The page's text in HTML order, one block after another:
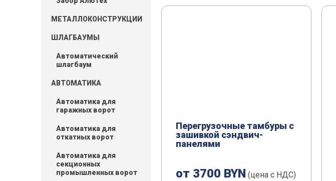
МЕТАЛЛОКОНСТРУКЦИИ
ШЛАГБАУМЫ
Автоматический
шлагбаум
АВТОМАТИКА
Автоматика для
гаражных ворот
Автоматика для
откатных ворот
Автоматика для
секционных
промышленных ворот
Перегрузочные тамбуры с
зашивкой сэндвич-
панелями
от 3700 BYN (цена с НДС)